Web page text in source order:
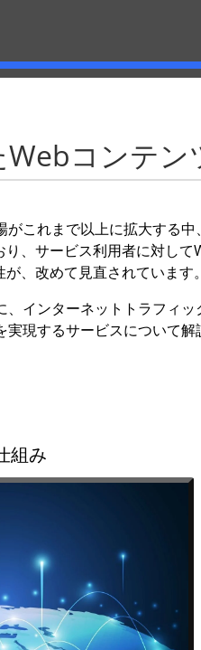
Webコンテ
これまで以上に拡大する
、サービス利用者に対し
、改めて見直されています。
インターネットトラフィッ
現するサービスについて解
組み